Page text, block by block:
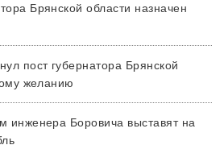
Брянской области назначен
пост губернатора Брянской
желанию
инженера Боровича выставят на